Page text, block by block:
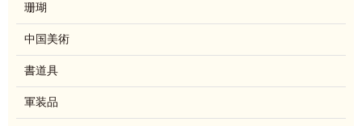
珊瑚
中国美術
書道具
軍装品